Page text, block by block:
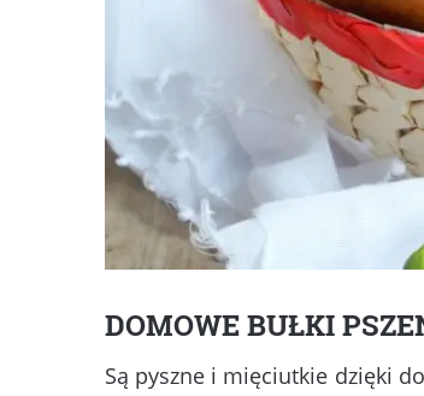
DOMOWE BUŁKI
Są pyszne i mięciutkie dzięki